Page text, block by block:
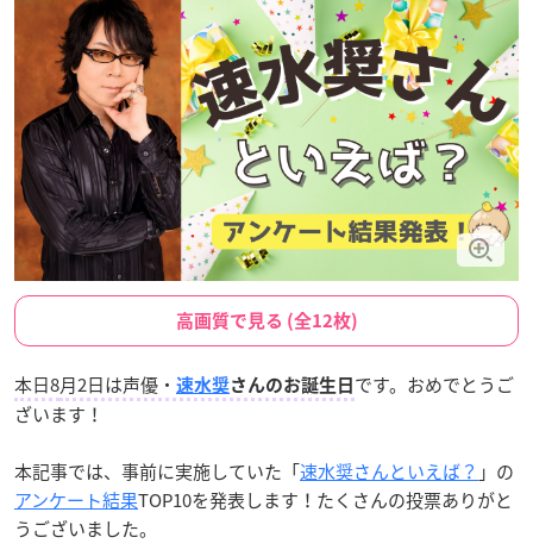
高画質で見る (全12枚)
本日8月2日は声優・ 速水奨さんのお誕生日 です。おめでとうご
ざいます！
本記事では、事前に実施していた「速水奨さんといえば？ 」の
アンケート結果TOP10を発表します！たくさんの投票ありがと
うございました。